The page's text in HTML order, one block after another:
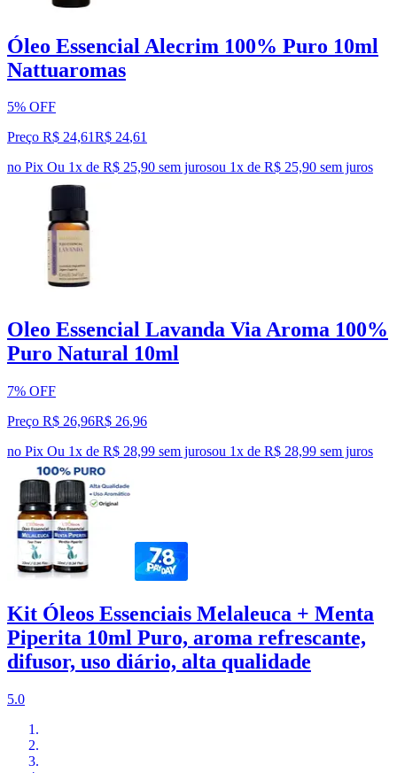
Óleo Essencial Alecrim 100% Puro 10ml
Nattuaromas
5% OFF
Preço R$ 24,61R$ 24,61
no Pix Ou 1x de R$ 25,90 sem jurosou 1x de R$ 25,90 sem juros
Oleo Essencial Lavanda Via Aroma 100%
Puro Natural 10ml
7% OFF
Preço R$ 26,96R$ 26,96
no Pix Ou 1x de R$ 28,99 sem jurosou 1x de R$ 28,99 sem juros
Kit Óleos Essenciais Melaleuca + Menta
Piperita 10ml Puro, aroma refrescante,
difusor, uso diário, alta qualidade
5.0